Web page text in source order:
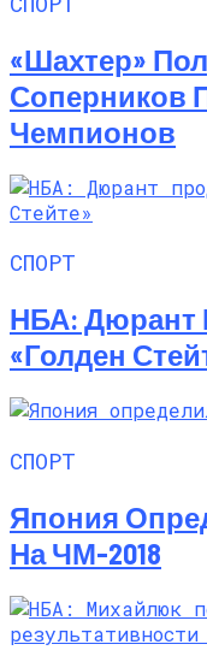
«Шахтер»
Соперников
Чемпионов
СПОРТ
НБА: Дюрант
«Голден
СПОРТ
Япония
На ЧМ-2018